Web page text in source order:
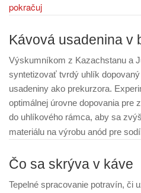
pokračuj
Kávová usadenina v
Výskumníkom z Kazachstanu a
syntetizovať tvrdý uhlík
usadeniny ako prekurzora.
optimálnej úrovne dopovania pre
do uhlíkového rámca, aby sa
materiálu na výrobu anód pre
Čo sa skrýva v káve
Tepelné spracovanie potravín, či